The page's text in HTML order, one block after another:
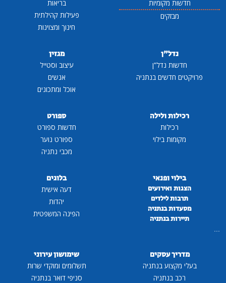
חדשות מקומיות
מבזקים
בריאות
פעילות קהילתית
חינוך ומצוינות
נדל"ן
חדשות נדל"ן
פרויקטים חדשים בנתניה
מגזין
עיצוב וסטייל
אנשים
אוכל ומתכונים
רכילות ולילה
רכילות
מקומות בילוי
ספורט
חדשות ספורט
ספורט נוער
מכבי נתניה
בילוי ופנאי
הצגות ואירועים
תרבות לילדים
מסעדות בנתניה
תיירות בנתניה
בלוגים
דעה אישית
יהדות
הפינה המשפטית
מדריך עסקים
בעלי מקצוע בנתניה
רכב בנתניה
שימושון עירוני
תשלומים ומוקדי שרות
סניפי דואר בנתניה